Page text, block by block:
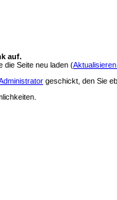
auf.
die Seite neu laden (
geschickt, den Sie